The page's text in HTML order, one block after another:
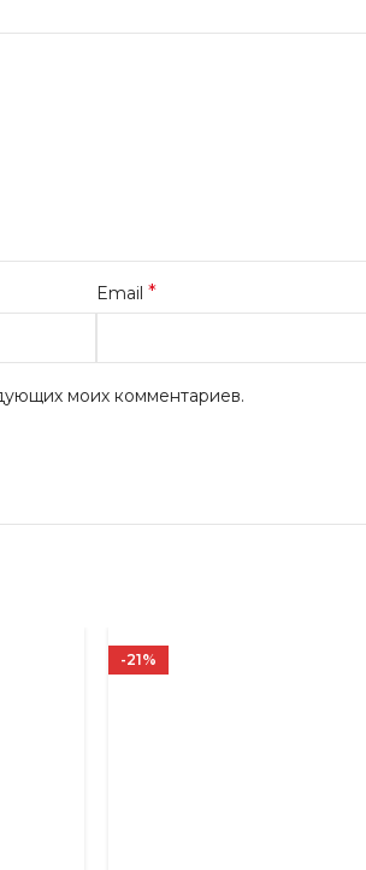
Email *
моих комментариев.
-21%